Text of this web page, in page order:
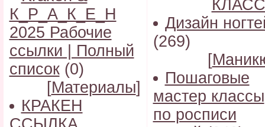
К_Р_А_К_Е_Н
2025 Рабочие
ссылки | Полный
список (0)
[Материалы]
КРАКЕН
Дизайн
(269)
[
Пошаговые
мастер классы
по росписи